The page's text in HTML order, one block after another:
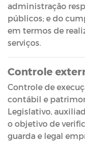
administração
públicos; e do
em termos de
serviços.
Controle
Controle de
contábil e
Legislativo,
o objetivo de
guarda e legal